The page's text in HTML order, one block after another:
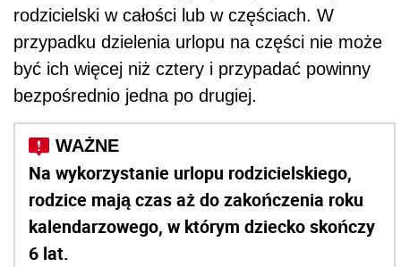
rodzicielski w całości lub w częściach. W
przypadku dzielenia urlopu na części nie może
być ich więcej niż cztery i przypadać powinny
bezpośrednio jedna po drugiej.
Na wykorzystanie urlopu rodzicielskiego,
rodzice mają czas aż do zakończenia roku
kalendarzowego, w którym dziecko skończy
6 lat.